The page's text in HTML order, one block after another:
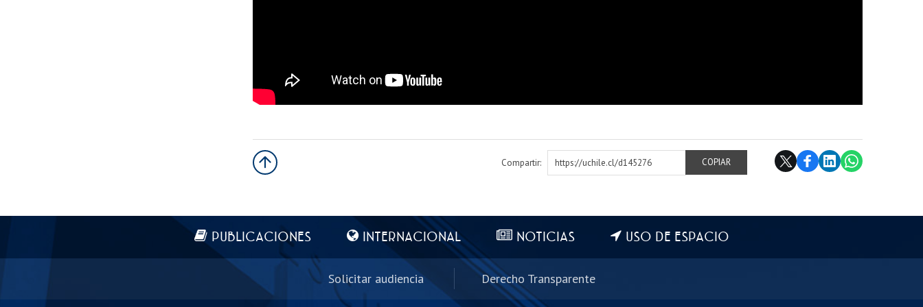
Compartir:
https://uchile.cl/d145276
COPIAR
PUBLICACIONES INTERNACIONAL NOTICIAS USO DE ESPACIO
Solicitar audiencia Derecho Transparente